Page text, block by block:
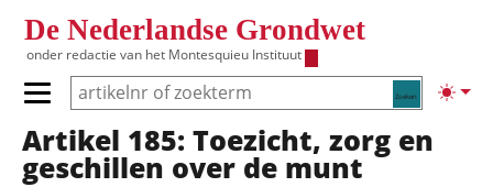
De Nederlandse Grondwet
onder redactie van het Montesquieu Instituut
Zoeken
Primair menu tonen/verbergen
Hoofdnavigatie
Artikel 185: Toezicht, zorg en
geschillen over de munt